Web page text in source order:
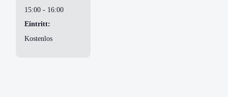
15:00 - 16:00
Eintritt:
Kostenlos